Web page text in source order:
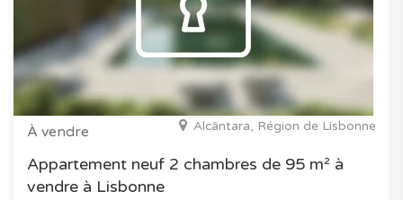
À vendre Alcântara, Région de Lisbonne
Appartement neuf 2 chambres de 95 m² à
vendre à Lisbonne